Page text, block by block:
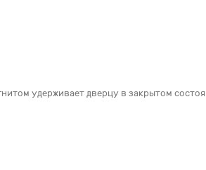
удерживает дверцу в закрытом